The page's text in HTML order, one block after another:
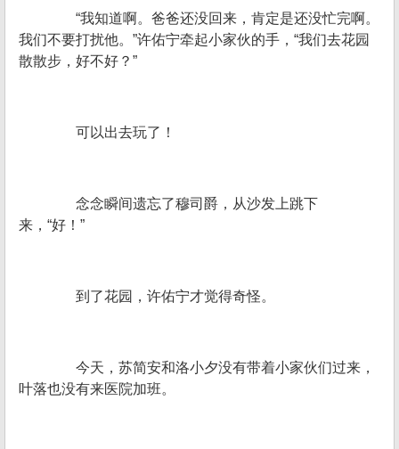
“我知道啊。爸爸还没回来，肯定是还没忙完啊。
我们不要打扰他。”许佑宁牵起小家伙的手，“我们去花园
散散步，好不好？”
可以出去玩了！
念念瞬间遗忘了穆司爵，从沙发上跳下
来，“好！”
到了花园，许佑宁才觉得奇怪。
今天，苏简安和洛小夕没有带着小家伙们过来，
叶落也没有来医院加班。